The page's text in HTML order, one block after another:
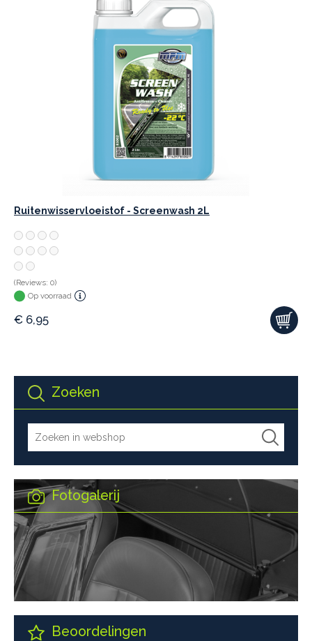
Zoeken
Fotogalerij
Beoordelingen
Ruitenwisservloeistof - Screenwash 2L
(Reviews: 0)
Op voorraad
€ 6,95